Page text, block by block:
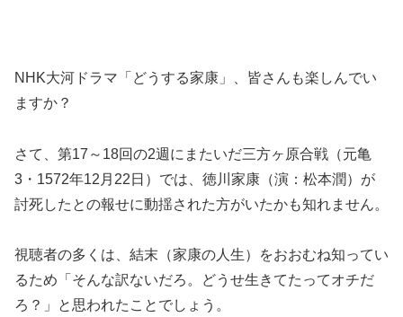
NHK大河ドラマ「どうする家康」、皆さんも楽しんでい
ますか？
さて、第17～18回の2週にまたいだ三方ヶ原合戦（元亀
3・1572年12月22日）では、徳川家康（演：松本潤）が
討死したとの報せに動揺された方がいたかも知れません。
視聴者の多くは、結末（家康の人生）をおおむね知ってい
るため「そんな訳ないだろ。どうせ生きてたってオチだ
ろ？」と思われたことでしょう。